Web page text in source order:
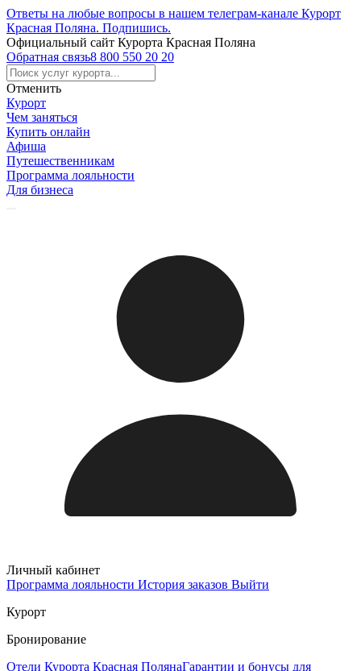
Ответы на любые вопросы в нашем телеграм-канале Курорт
Красная Поляна. Подпишись.
Официальный сайт Курорта Красная Поляна
Обратная связь8 800 550 20 20
Отменить
Курорт
Чем заняться
Купить онлайн
Афиша
Путешественникам
Программа лояльности
Для бизнеса
Личный кабинет
Программа лояльности История заказов Выйти
Курорт
Бронирование
Отели Курорта Красная ПолянаГарантии и бонусы для